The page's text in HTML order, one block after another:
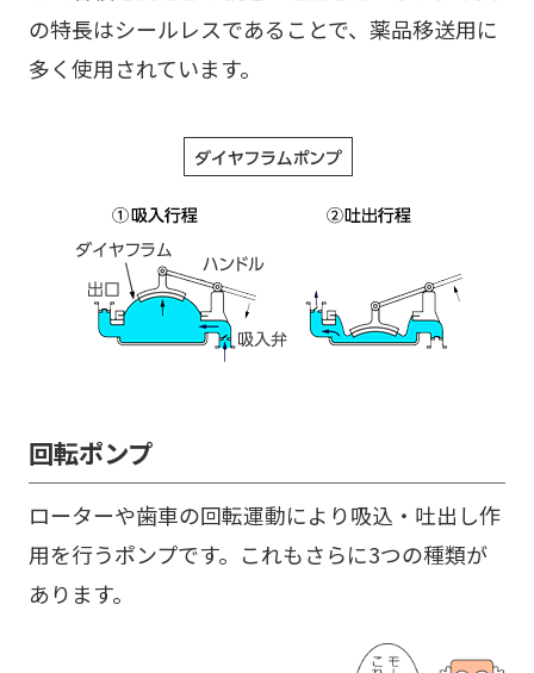
の特長はシールレスであることで、薬品移送用に
多く使用されています。
回転ポンプ
ローターや歯車の回転運動により吸込・吐出し作
用を行うポンプです。これもさらに3つの種類が
あります。